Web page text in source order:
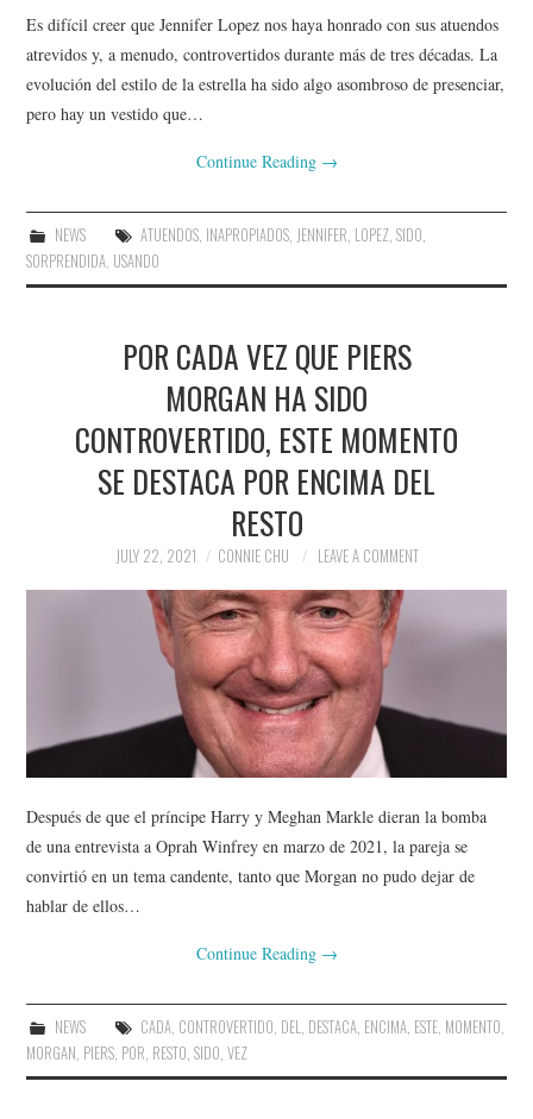
Es difícil creer que Jennifer Lopez nos haya honrado con sus atuendos
atrevidos y, a menudo, controvertidos durante más de tres décadas. La
evolución del estilo de la estrella ha sido algo asombroso de presenciar,
pero hay un vestido que…
Continue Reading →
NEWS ATUENDOS, INAPROPIADOS, JENNIFER, LOPEZ, SIDO,
SORPRENDIDA, USANDO
POR CADA VEZ QUE PIERS
MORGAN HA SIDO
CONTROVERTIDO, ESTE MOMENTO
SE DESTACA POR ENCIMA DEL
RESTO
JULY 22, 2021 CONNIE CHU LEAVE A COMMENT
Después de que el príncipe Harry y Meghan Markle dieran la bomba
de una entrevista a Oprah Winfrey en marzo de 2021, la pareja se
convirtió en un tema candente, tanto que Morgan no pudo dejar de
hablar de ellos…
Continue Reading →
NEWS CADA, CONTROVERTIDO, DEL, DESTACA, ENCIMA, ESTE, MOMENTO,
MORGAN, PIERS, POR, RESTO,SIDO,VEZ